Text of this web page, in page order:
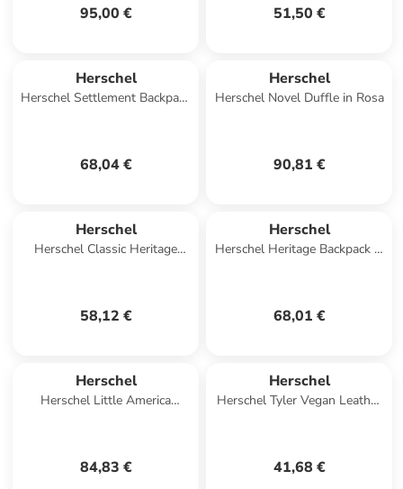
95,00 € 51,50 €
Herschel
Herschel Settlement Backpack
68,04 €
Herschel
Herschel Novel Duffle in Rosa
90,81 €
Herschel
Herschel Classic Heritage
58,12 €
Herschel
Herschel Heritage Backpack in
68,01 €
Herschel
Herschel Little America
84,83 €
Herschel
Herschel Tyler Vegan Leather
41,68 €